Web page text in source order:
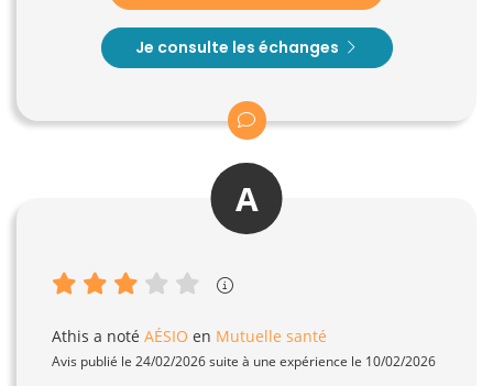
Je consulte les échanges
A
Athis a noté AÉSIO en Mutuelle santé
Avis publié le 24/02/2026 suite à une expérience le 10/02/2026